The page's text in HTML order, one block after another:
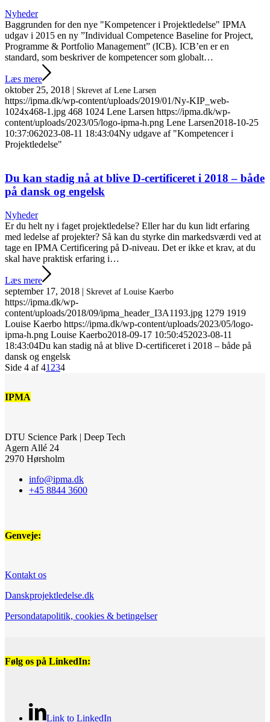
Nyheder
Baggrunden for den nye "Kompetencer i Projektledelse" IPMA
udgav i 2015 en ny ”Individual Competence Baseline for Project,
Programme & Portfolio Management” (ICB). ICB’en er en
standard, som beskriver de kompetencer som globalt…
Læs mere
oktober 25, 2018 | Skrevet af Lene Larsen
https://ipma.dk/wp-content/uploads/2019/01/Ny-KIP_web-
1024x468-1.jpg 468 1024 Lene Larsen https://ipma.dk/wp-
content/uploads/2023/05/logo-ipma-h.png Lene Larsen2018-10-25
10:37:062023-08-11 18:43:04Ny udgave af "Kompetencer i
Projektledelse"
Du kan stadig nå at blive D-certificeret i 2018 – både
på dansk og engelsk
Nyheder
Er du helt ny i faget projektledelse? Eller har du kun lidt erfaring
med ledelse af projekter? Så kan du styrke din markedsværdi ved at
tage en IPMA Certificering på D-niveau. Det er ikke et krav, at du
skal have praktisk erfaring i…
Læs mere
september 17, 2018 | Skrevet af Louise Kaerbo
https://ipma.dk/wp-
content/uploads/2018/09/ipma_header_I3A1193.jpg 1279 1919
Louise Kaerbo https://ipma.dk/wp-content/uploads/2023/05/logo-
ipma-h.png Louise Kaerbo2018-09-17 10:50:452023-08-11
18:43:04Du kan stadig nå at blive D-certificeret i 2018 – både på
dansk og engelsk
Side 4 af 41 234
IPMA
DTU Science Park | Deep Tech
Agern Allé 24
2970 Hørsholm
info@ipma.dk
+45 8844 3600
Genveje:
Kontakt os
Danskprojektledelse.dk
Persondatapolitik, cookies & betingelser
Følg os på LinkedIn:
Link to LinkedIn